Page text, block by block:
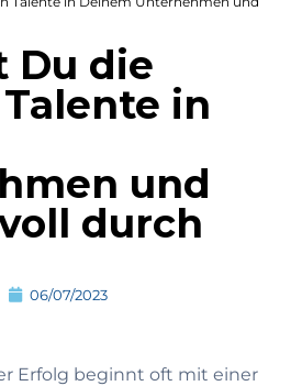
Du die
in
und
durch
06/07/2023
Erfolg beginnt oft mit einer